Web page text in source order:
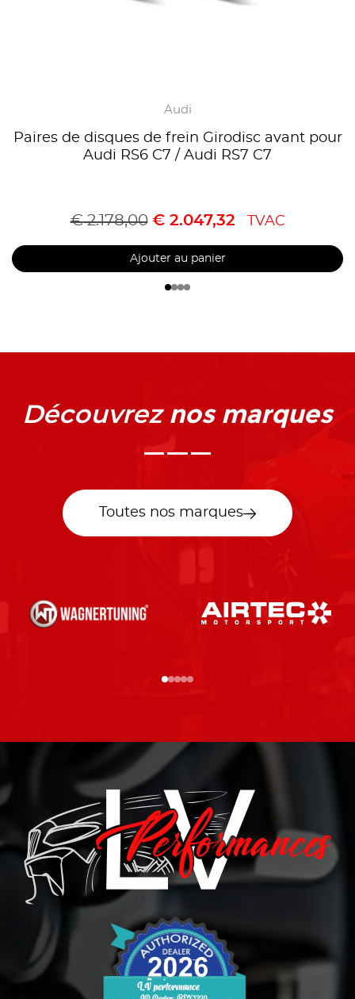
Audi
Paires de disques de frein Girodisc avant pour
Audi RS6 C7 / Audi RS7 C7
€2.178,00 €2.047,32 TVAC
Ajouter au panier
Découvrez nos marques
Toutes nos marques